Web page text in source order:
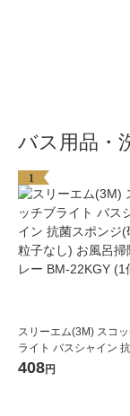
バス用品・
1
スリーエム(3M) スコ
ライト バスシャイン 抗
ポンジ(研磨粒子なし)
408円